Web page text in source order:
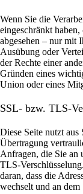
Wenn Sie die
eingeschränkt
abgesehen – nur mit
Ausübung oder
der Rechte einer
Gründen eines
Union oder eines
SSL- bzw. TLS-
Diese Seite nutzt
Übertragung
Anfragen, die Sie an
TLS-
daran, dass die
wechselt und an